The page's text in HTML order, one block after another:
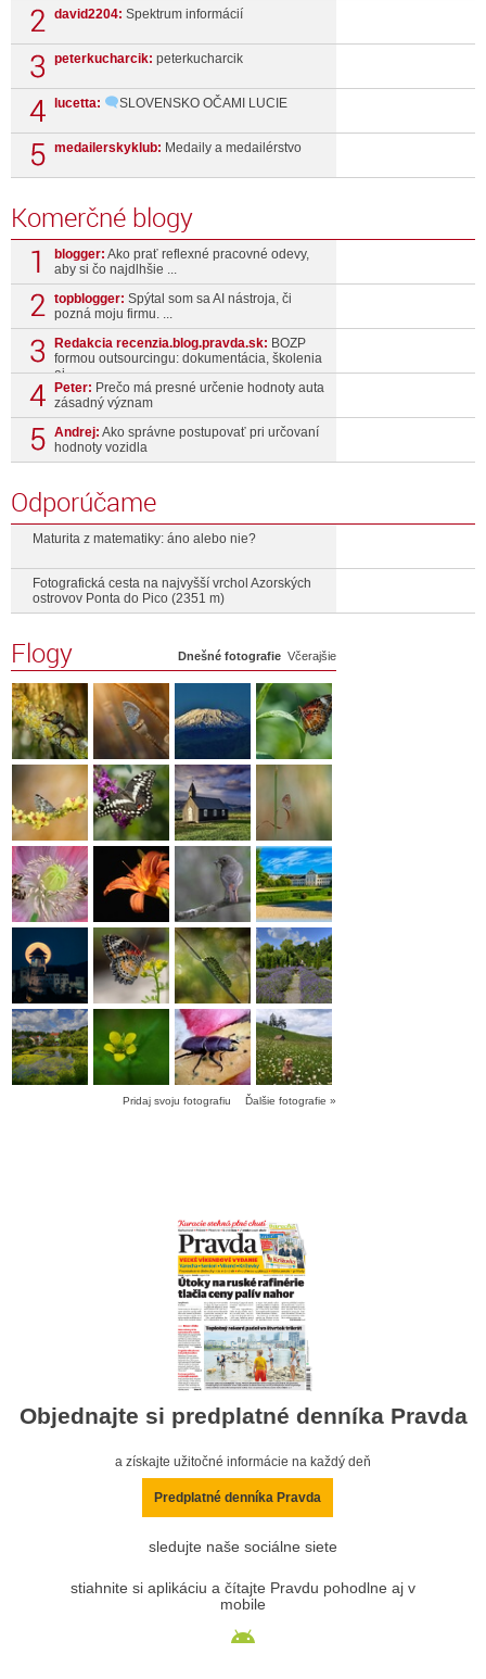
david2204: Spektrum informácií
peterkucharcik: peterkucharcik
lucetta: SLOVENSKO OČAMI LUCIE
medailerskyklub: Medaily a medailérstvo
Komerčné blogy
blogger: Ako prať reflexné pracovné odevy,
aby si čo najdlhšie ...
topblogger: Spýtal som sa AI nástroja, či
pozná moju firmu. ...
Redakcia recenzia.blog.pravda.sk: BOZP
formou outsourcingu: dokumentácia, školenia
aj ...
Peter: Prečo má presné určenie hodnoty auta
zásadný význam
Andrej: Ako správne postupovať pri určovaní
hodnoty vozidla
Odporúčame
Maturita z matematiky: áno alebo nie?
Fotografická cesta na najvyšší vrchol Azorských
ostrovov Ponta do Pico (2351 m)
Flogy Dnešné fotografie Včerajšie
Pridaj svoju fotografiu Ďalšie fotografie »
Objednajte si predplatné denníka Pravda
a získajte užitočné informácie na každý deň
Predplatné denníka Pravda
sledujte naše sociálne siete
stiahnite si aplikáciu a čítajte Pravdu pohodlne aj v
mobile